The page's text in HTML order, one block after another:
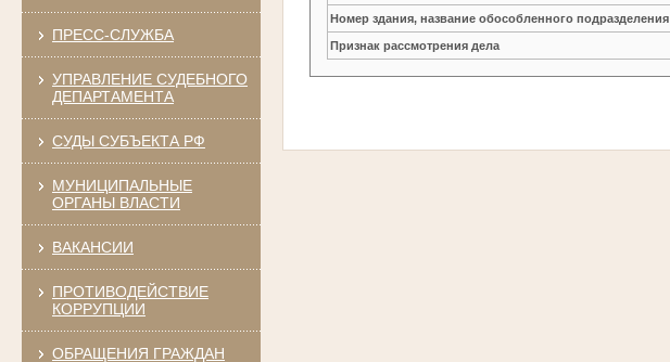
ПРЕСС-СЛУЖБА
УПРАВЛЕНИЕ СУДЕБНОГО
ДЕПАРТАМЕНТА
СУДЫ СУБЪЕКТА РФ
МУНИЦИПАЛЬНЫЕ
ОРГАНЫ ВЛАСТИ
ВАКАНСИИ
ПРОТИВОДЕЙСТВИЕ
КОРРУПЦИИ
ОБРАЩЕНИЯ ГРАЖДАН
Номер здания, название обособленного подразделения
Признак рассмотрения дела